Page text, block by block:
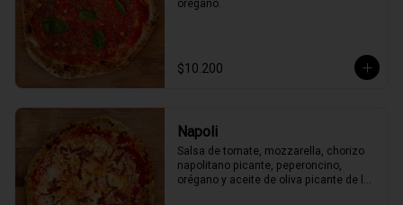
orégano.
$10.200
Napoli
Salsa de tomate, mozzarella, chorizo
napolitano picante, peperoncino,
orégano y aceite de oliva picante de la